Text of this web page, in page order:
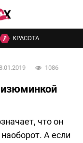
КРАСОТА
1086
что он
А если